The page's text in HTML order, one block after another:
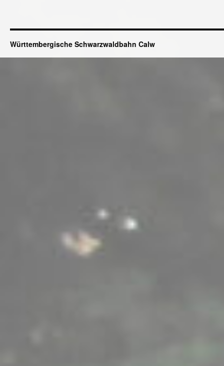
Württembergische Schwarzwaldbahn Calw